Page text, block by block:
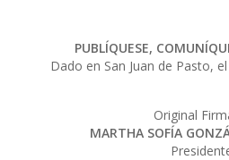
PUBLÍQUESE,
Dado en San Juan de Pasto,
Original
MARTHA SOFÍA